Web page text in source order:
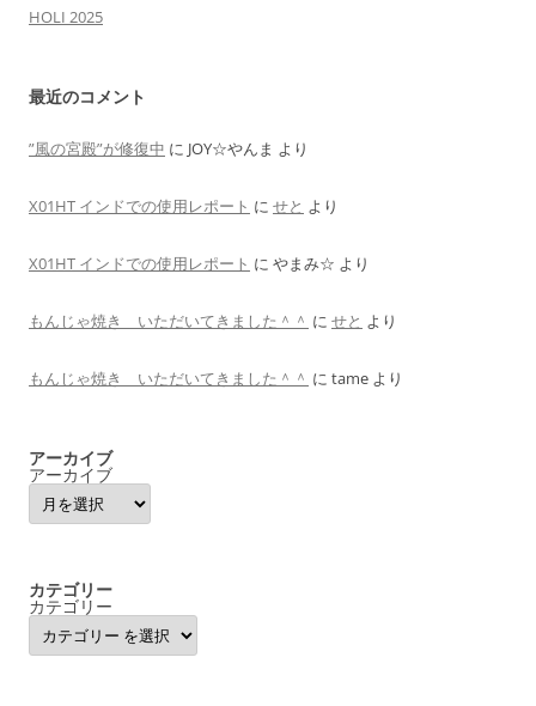
HOLI 2025
最近のコメント
”風の宮殿”が修復中 に JOY☆やんま より
X01HT インドでの使用レポート に せと より
X01HT インドでの使用レポート に やまみ☆ より
もんじゃ焼き いただいてきました＾＾ に せと より
もんじゃ焼き いただいてきました＾＾ に tame より
アーカイブ
アーカイブ
カテゴリー
カテゴリー